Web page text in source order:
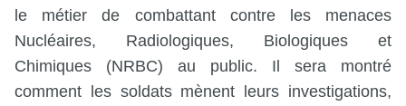
le métier de combattant contre les menaces
Nucléaires, Radiologiques, Biologiques et
Chimiques (NRBC) au public. Il sera montré
comment les soldats mènent leurs investigations,